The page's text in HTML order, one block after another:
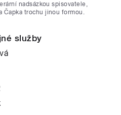
nadsázkou spisovatele,
Čapka trochu jinou formou.
služby